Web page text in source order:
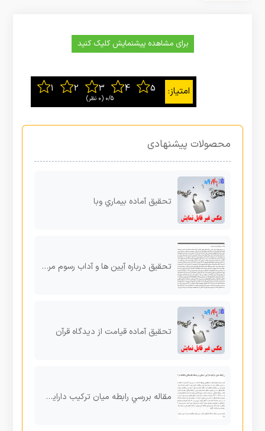
برای مشاهده پیشنمایش کلیک کنید
0/5 ‫(0 نظر)
محصولات پیشنهادی
تحقیق آماده بیماري وبا
تحقیق درباره آيين ها و آداب رسوم مردم تربت حيدريه
تحقیق آماده قیامت از دیدگاه قرآن
مقاله بررسي رابطه ميان ترکيب دارايی- بدهی و ريسك نقدينگي بانك‌ها در ايران